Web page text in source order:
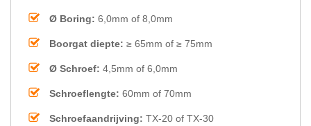
Ø Boring: 6,0mm of 8,0mm
Boorgat diepte: ≥ 65mm of ≥ 75mm
Ø Schroef: 4,5mm of 6,0mm
Schroeflengte: 60mm of 70mm
Schroefaandrijving: TX-20 of TX-30